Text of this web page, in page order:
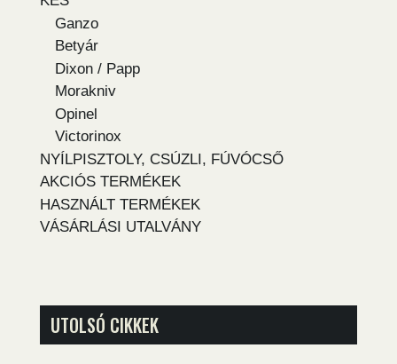
Ganzo
Betyár
Dixon / Papp
Morakniv
Opinel
Victorinox
NYÍLPISZTOLY, CSÚZLI, FÚVÓCSŐ
AKCIÓS TERMÉKEK
HASZNÁLT TERMÉKEK
VÁSÁRLÁSI UTALVÁNY
UTOLSÓ CIKKEK